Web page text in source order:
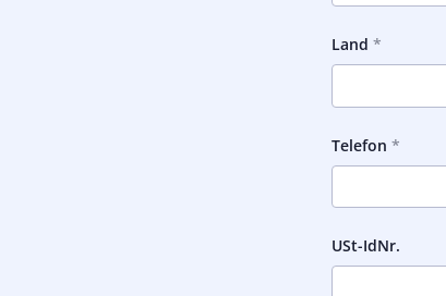
Land
Telefon
USt-IdNr.